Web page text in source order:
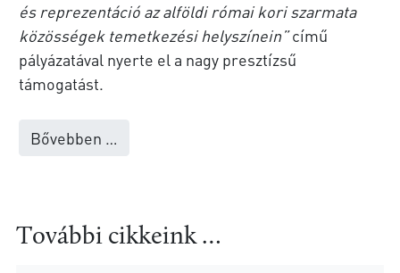
és reprezentáció az alföldi római kori szarmata
közösségek temetkezési helyszínein”című
pályázatával nyerte el a nagy presztízsű
támogatást.
Bővebben …
További cikkeink …